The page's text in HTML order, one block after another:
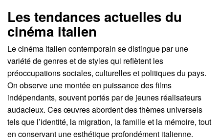
Les tendances actuelles du
cinéma italien
Le cinéma italien contemporain se distingue par une
variété de genres et de styles qui reflètent les
préoccupations sociales, culturelles et politiques du pays.
On observe une montée en puissance des films
indépendants, souvent portés par de jeunes réalisateurs
audacieux. Ces œuvres abordent des thèmes universels
tels que l’identité, la migration, la famille et la mémoire, tout
en conservant une esthétique profondément italienne.